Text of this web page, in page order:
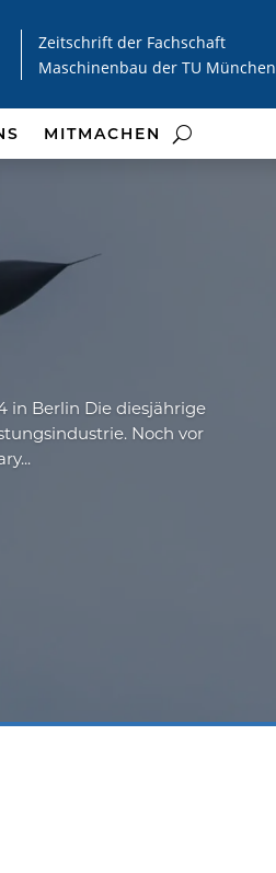
Zeitschrift der Fachschaft
Maschinenbau der TU München
MITMACHEN
in Berlin Die diesjährige
Noch vor